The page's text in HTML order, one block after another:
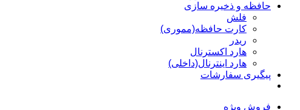
حافظه و ذخیره سازی
فلش
کارت حافظه(مموری)
ریدر
هارد اکسترنال
هارد اینترنال(داخلی)
پیگیری سفارشات
فروش ویژه